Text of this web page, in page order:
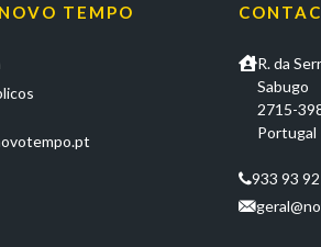
TEMPO
R. da
Sabugo
2715-
Portugal
933 93 92